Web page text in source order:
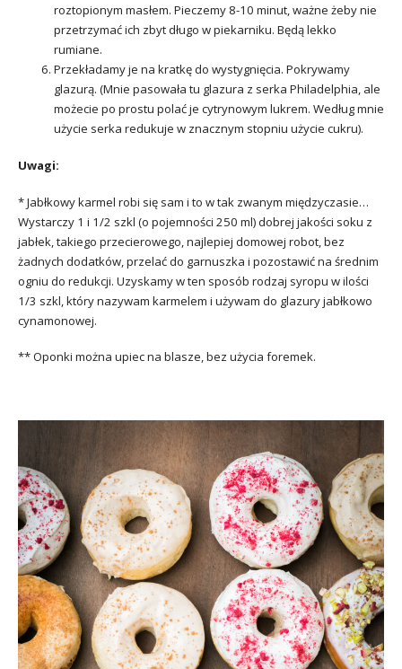
roztopionym masłem. Pieczemy 8-10 minut, ważne żeby nie
przetrzymać ich zbyt długo w piekarniku. Będą lekko
rumiane.
Przekładamy je na kratkę do wystygnięcia. Pokrywamy
glazurą. (Mnie pasowała tu glazura z serka Philadelphia, ale
możecie po prostu polać je cytrynowym lukrem. Według mnie
użycie serka redukuje w znacznym stopniu użycie cukru).
Uwagi:
* Jabłkowy karmel robi się sam i to w tak zwanym międzyczasie…
Wystarczy 1 i 1/2 szkl (o pojemności 250 ml) dobrej jakości soku z
jabłek, takiego przecierowego, najlepiej domowej robot, bez
żadnych dodatków, przelać do garnuszka i pozostawić na średnim
ogniu do redukcji. Uzyskamy w ten sposób rodzaj syropu w ilości
1/3 szkl, który nazywam karmelem i używam do glazury jabłkowo
cynamonowej.
** Oponki można upiec na blasze, bez użycia foremek.